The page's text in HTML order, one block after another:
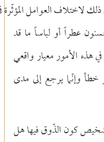
لاختلاف العوامل المؤثّرة
عطراً أو لباساً ما قد
هذه الأمور معيار واقعي
خطأ وإنّما يرجع إلى مدى
كون الذّوق فيها هل